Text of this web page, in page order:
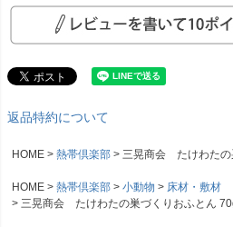
返品特約について
HOME 熱帯倶楽部 三晃商会 たけわたの
HOME 熱帯倶楽部 小動物
床材・敷材
三晃商会 たけわたの巣づくりおふとん